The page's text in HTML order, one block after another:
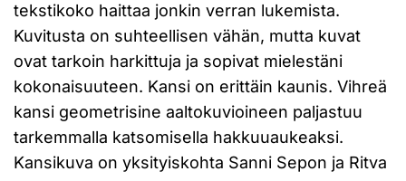
tekstikoko haittaa jonkin verran lukemista.
Kuvitusta on suhteellisen vähän, mutta kuvat
ovat tarkoin harkittuja ja sopivat mielestäni
kokonaisuuteen. Kansi on erittäin kaunis. Vihreä
kansi geometrisine aaltokuvioineen paljastuu
tarkemmalla katsomisella hakkuuaukeaksi.
Kansikuva on yksityiskohta Sanni Sepon ja Ritva